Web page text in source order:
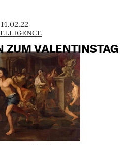
14.02.22
ZUM VALENTINSTAG